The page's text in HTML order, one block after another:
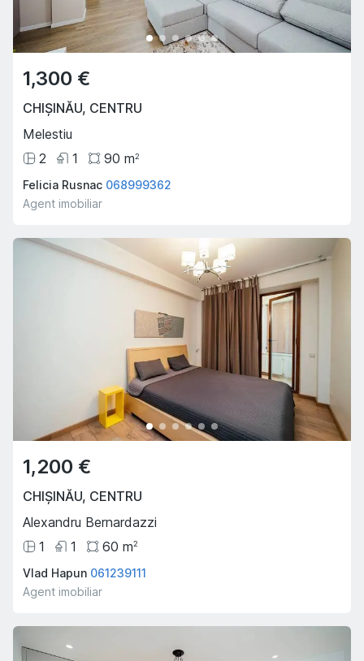
1,300 €
CHIȘINĂU, CENTRU
Melestiu
2
1 90 m2
Felicia Rusnac 068999362
Agent imobiliar
1,200 €
CHIȘINĂU, CENTRU
Alexandru Bernardazzi
1
1 60 m2
Vlad Hapun 061239111
Agent imobiliar